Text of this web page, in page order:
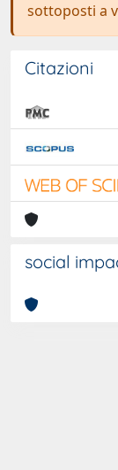
sottoposti a
Citazioni
social